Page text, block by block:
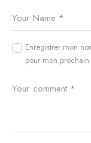
Enregistrer mon
pour mon